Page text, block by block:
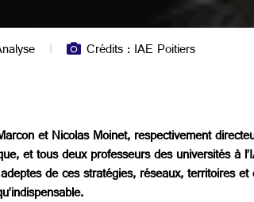
Crédits : IAE Poitiers
et Nicolas Moinet, respectivement
et tous deux professeurs des universités à
de ces stratégies, réseaux, territoires